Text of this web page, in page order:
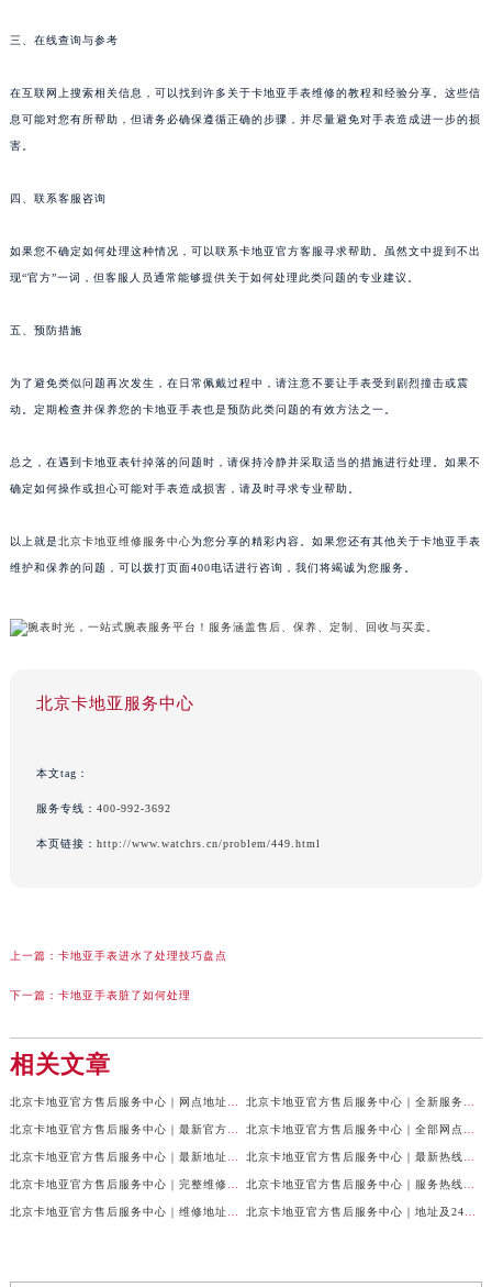
三、在线查询与参考
在互联网上搜索相关信息，可以找到许多关于卡地亚手表维修的教程和经验分享。这些信
息可能对您有所帮助，但请务必确保遵循正确的步骤，并尽量避免对手表造成进一步的损
害。
四、联系客服咨询
如果您不确定如何处理这种情况，可以联系卡地亚官方客服寻求帮助。虽然文中提到不出
现“官方”一词，但客服人员通常能够提供关于如何处理此类问题的专业建议。
五、预防措施
为了避免类似问题再次发生，在日常佩戴过程中，请注意不要让手表受到剧烈撞击或震
动。定期检查并保养您的卡地亚手表也是预防此类问题的有效方法之一。
总之，在遇到卡地亚表针掉落的问题时，请保持冷静并采取适当的措施进行处理。如果不
确定如何操作或担心可能对手表造成损害，请及时寻求专业帮助。
以上就是北京卡地亚维修服务中心为您分享的精彩内容。如果您还有其他关于卡地亚手表
维护和保养的问题，可以拨打页面400电话进行咨询，我们将竭诚为您服务。
北京卡地亚服务中心
本文tag：
服务专线： 400-992-3692
本页链接： http://www.watchrs.cn/problem/449.html
上一篇： 卡地亚手表进水了处理技巧盘点
下一篇： 卡地亚手表脏了如何处理
相关文章